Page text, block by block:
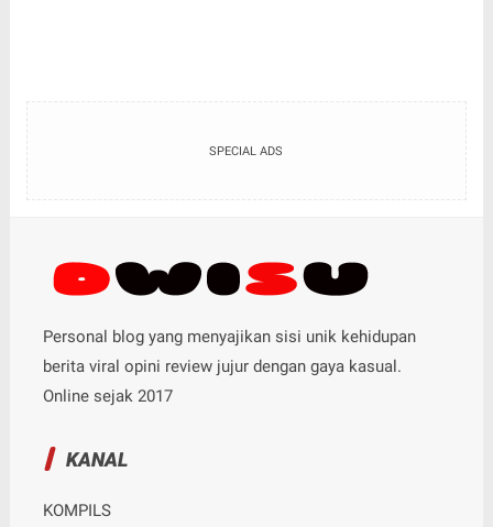
SPECIAL ADS
Personal blog yang menyajikan sisi unik kehidupan
berita viral opini review jujur dengan gaya kasual.
Online sejak 2017
KANAL
KOMPILS